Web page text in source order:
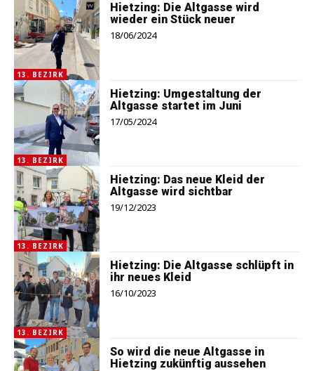
13. BEZIRK
Hietzing: Die Altgasse wird
wieder ein Stück neuer
18/06/2024
13. BEZIRK
Hietzing: Umgestaltung der
Altgasse startet im Juni
17/05/2024
13. BEZIRK
Hietzing: Das neue Kleid der
Altgasse wird sichtbar
19/12/2023
13. BEZIRK
Hietzing: Die Altgasse schlüpft in
ihr neues Kleid
16/10/2023
So wird die neue Altgasse in
Hietzing zukünftig aussehen